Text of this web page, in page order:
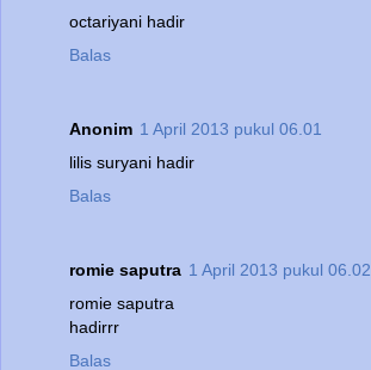
octariyani hadir
Balas
Anonim 1 April 2013 pukul 06.01
lilis suryani hadir
Balas
romie saputra 1 April 2013 pukul 06.02
romie saputra
hadirrr
Balas